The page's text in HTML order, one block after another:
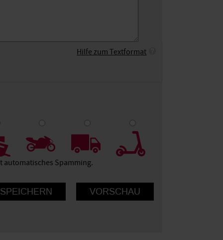
Hilfe zum Textformat
9 10
automatisches Spamming.